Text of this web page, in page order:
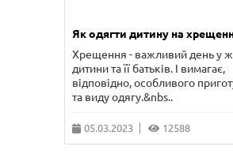
Як одягти дитину на
Хрещення - важливий день у
дитини та її батьків. І вимагає,
відповідно, особливого
та виду одягу.&nbs..
05.03.2023 12588